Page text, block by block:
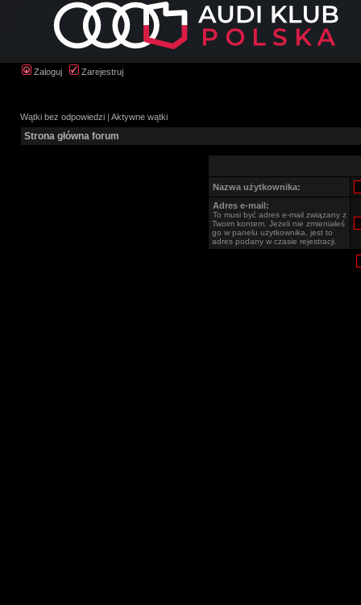
Zaloguj Zarejestruj
Wątki bez odpowiedzi | Aktywne wątki
Strona główna forum
Nazwa użytkownika:
Adres e-mail:
To musi być adres e-mail związany z
Twoim kontem. Jeżeli nie zmieniałeś
go w panelu użytkownika, jest to
adres podany w czasie rejestracji.